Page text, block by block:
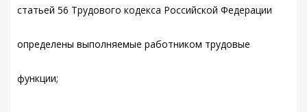
статьей 56 Трудового кодекса Российской Федерации
определены выполняемые работником трудовые
функции;